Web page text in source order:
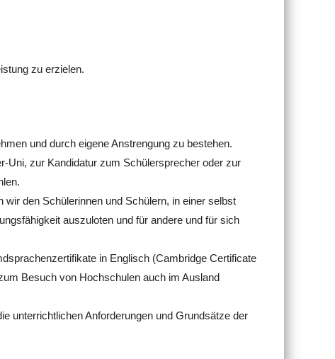
zu erzielen.
und durch eigene Anstrengung zu bestehen.
Uni, zur Kandidatur zum Schülersprecher oder zur
den Schülerinnen und Schülern, in einer selbst
auszuloten und für andere und für sich
in Englisch (Cambridge Certificate
Besuch von Hochschulen auch im Ausland
unterrichtlichen Anforderungen und Grundsätze der